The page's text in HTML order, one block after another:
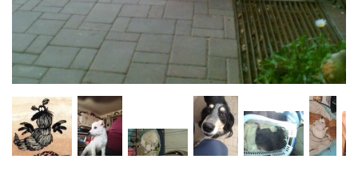
pepouch@seznam.cz
© 2026 eStránky.cz | Aktualizováno: 26. 6. 2026 Nahoru ↑